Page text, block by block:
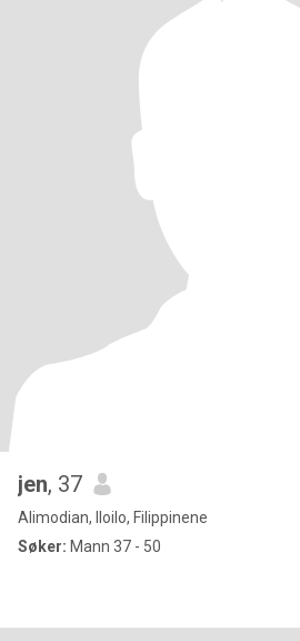
jen, 37
Alimodian, Iloilo, Filippinene
Søker: Mann 37 - 50